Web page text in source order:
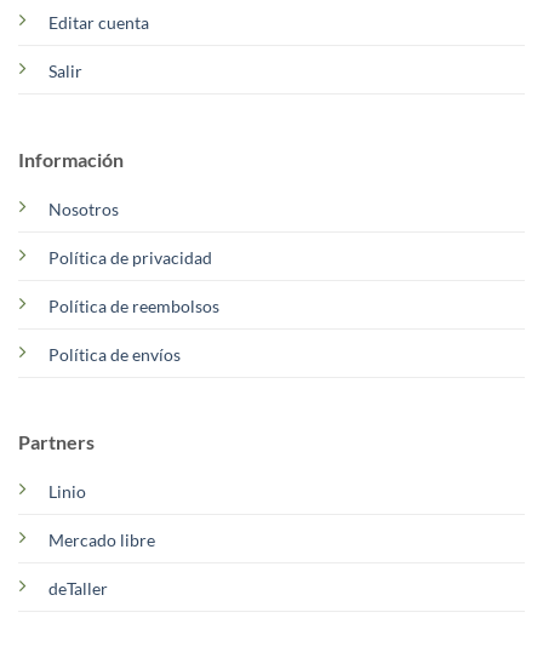
Editar cuenta
Salir
Información
Nosotros
Política de privacidad
Política de reembolsos
Política de envíos
Partners
Linio
Mercado libre
deTaller